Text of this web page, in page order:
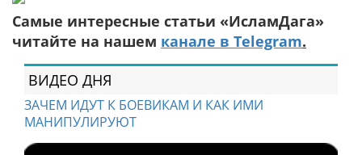
Самые интересные статьи «ИсламДага»
читайте на нашем канале в Telegram.
ВИДЕО ДНЯ
ЗАЧЕМ ИДУТ К БОЕВИКАМ И КАК ИМИ
МАНИПУЛИРУЮТ